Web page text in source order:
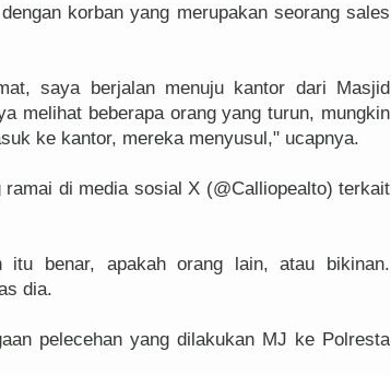
korban yang merupakan seorang sales
saya berjalan menuju kantor dari Masjid
melihat beberapa orang yang turun, mungkin
ke kantor, mereka menyusul," ucapnya.
di media sosial X (@Calliopealto) terkait
itu benar, apakah orang lain, atau bikinan.
dia.
pelecehan yang dilakukan MJ ke Polresta